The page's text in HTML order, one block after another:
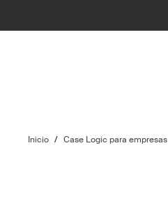
Inicio / Case Logic para empresas